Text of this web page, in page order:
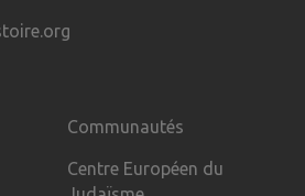
Communautés
Centre Européen du